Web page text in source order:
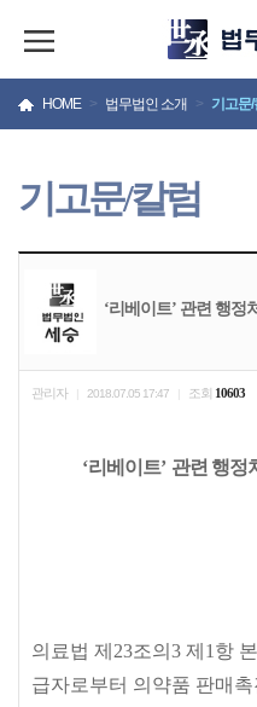
HOME > 법무법인 소개 > 기고문/
기고문/칼럼
‘리베이트’ 관련 행정
관리자 2018.07.05 17:47 조회 10603
‘리베이트’ 관련 행정
의료법 제 23조의 3 제 1 항
급자로부터 의약품 판매